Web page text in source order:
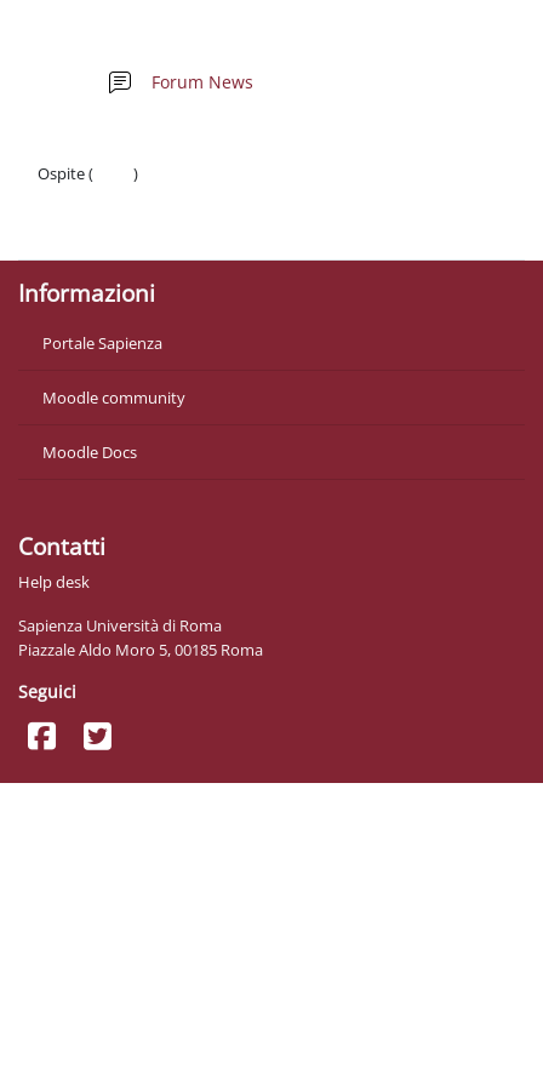
Forum News
Ospite (
)
Informazioni
Portale Sapienza
Moodle community
Moodle Docs
Contatti
Help desk
Sapienza Università di Roma
Piazzale Aldo Moro 5, 00185 Roma
Seguici